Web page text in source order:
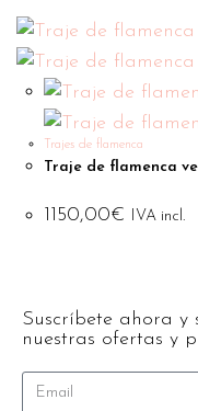
Trajes de flamenca
Traje de flamenca
1150,00€ IVA incl.
Suscríbete ahora
nuestras ofertas y